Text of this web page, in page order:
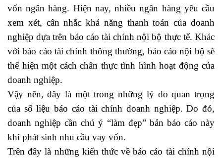
vốn ngân hàng. Hiện nay, nhiều ngân hàng yêu cầu
xem xét, cân nhắc khả năng thanh toán của doanh
nghiệp dựa trên báo cáo tài chính nội bộ thực tế. Khác
với báo cáo tài chính thông thường, báo cáo nội bộ sẽ
thể hiện một cách chân thực tình hình hoạt động của
doanh nghiệp.
Vậy nên, đây là một trong những lý do quan trọng
của số liệu báo cáo tài chính doanh nghiệp. Do đó,
doanh nghiệp cần chú ý “làm đẹp” bản báo cáo này
khi phát sinh nhu cầu vay vốn.
Trên đây là những kiến thức về báo cáo tài chính nội